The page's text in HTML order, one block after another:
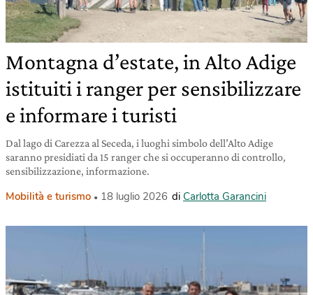
Montagna d’estate, in Alto Adige
istituiti i ranger per sensibilizzare
e informare i turisti
Dal lago di Carezza al Seceda, i luoghi simbolo dell’Alto Adige
saranno presidiati da 15 ranger che si occuperanno di controllo,
sensibilizzazione, informazione.
Mobilità e turismo 18 luglio 2026 di Carlotta Garancini